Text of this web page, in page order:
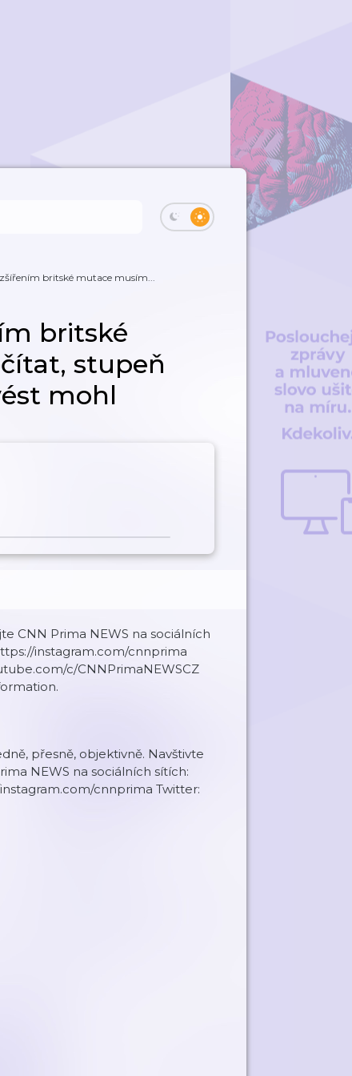
britské mutace musím...
britské
stupeň
mohl
CNN Prima NEWS na sociálních
instagram.com/cnnprima
c/CNNPrimaNEWSCZ
přesně, objektivně. Navštivte
NEWS na sociálních sítích:
cnnprima Twitter: